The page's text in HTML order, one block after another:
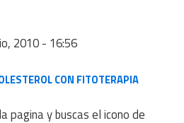
2010 - 16:56
CON FITOTERAPIA
pagina y buscas el icono de